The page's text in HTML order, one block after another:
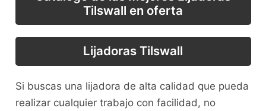
Tilswall en oferta
Lijadoras Tilswall
Si buscas una lijadora de alta calidad que pueda
realizar cualquier trabajo con facilidad, no